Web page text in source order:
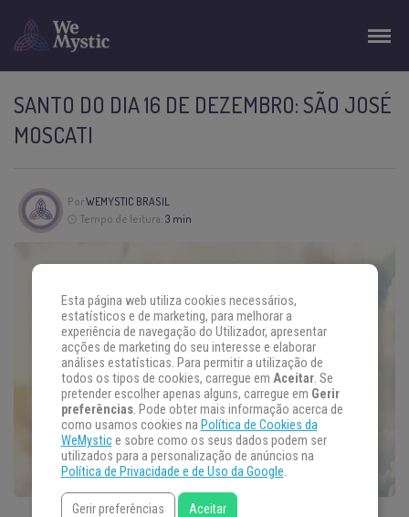
SANTO DO DIA 16 DE DEZEMBRO: SÃO JOSÉ
MOSCATI
PorWEMYSTIC BRASIL
Tempo de leitura: 3 min
Esta página web utiliza cookies necessários,
estatísticos e de marketing, para melhorar a
experiência de navegação do Utilizador, apresentar
acções de marketing do seu interesse e elaborar
análises estatísticas. Para permitir a utilização de
todos os tipos de cookies, carregue em Aceitar. Se
pretender escolher apenas alguns, carregue em Gerir
preferências. Pode obter mais informação acerca de
como usamos cookies na Política de Cookies da
WeMystice sobre como os seus dados podem ser
utilizados para a personalização de anúncios na
Política de Privacidade e de Uso da Google.
Gerir preferências Aceitar